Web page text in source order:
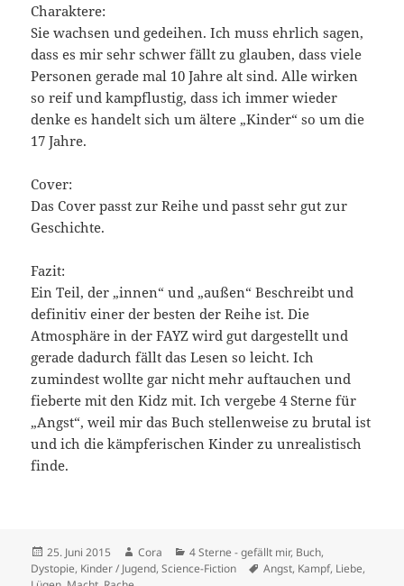
Charaktere:
Sie wachsen und gedeihen. Ich muss ehrlich sagen,
dass es mir sehr schwer fällt zu glauben, dass viele
Personen gerade mal 10 Jahre alt sind. Alle wirken
so reif und kampflustig, dass ich immer wieder
denke es handelt sich um ältere „Kinder“ so um die
17 Jahre.
Cover:
Das Cover passt zur Reihe und passt sehr gut zur
Geschichte.
Fazit:
Ein Teil, der „innen“ und „außen“ Beschreibt und
definitiv einer der besten der Reihe ist. Die
Atmosphäre in der FAYZ wird gut dargestellt und
gerade dadurch fällt das Lesen so leicht. Ich
zumindest wollte gar nicht mehr auftauchen und
fieberte mit den Kidz mit. Ich vergebe 4 Sterne für
„Angst“, weil mir das Buch stellenweise zu brutal ist
und ich die kämpferischen Kinder zu unrealistisch
finde.
Veröffentlicht
am
25. Juni 2015 Autor
Cora Kategorien
4 Sterne - gefällt mir, Buch,
Dystopie, Kinder / Jugend,Science-Fiction Schlagwörter
Angst, Kampf, Liebe,